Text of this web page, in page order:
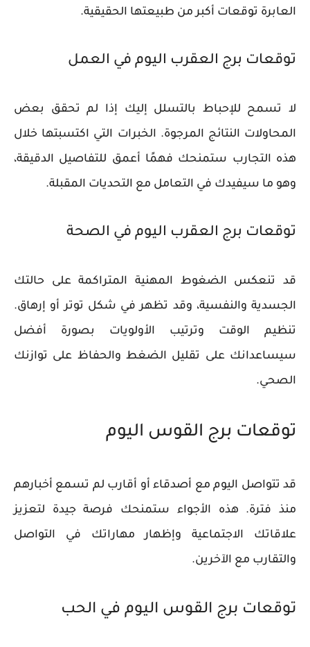
العابرة توقعات أكبر من طبيعتها الحقيقية.
توقعات برج العقرب اليوم في العمل
لا تسمح للإحباط بالتسلل إليك إذا لم تحقق بعض
المحاولات النتائج المرجوة. الخبرات التي اكتسبتها خلال
هذه التجارب ستمنحك فهمًا أعمق للتفاصيل الدقيقة،
وهو ما سيفيدك في التعامل مع التحديات المقبلة.
توقعات برج العقرب اليوم في الصحة
قد تنعكس الضغوط المهنية المتراكمة على حالتك
الجسدية والنفسية، وقد تظهر في شكل توتر أو إرهاق.
تنظيم الوقت وترتيب الأولويات بصورة أفضل
سيساعدانك على تقليل الضغط والحفاظ على توازنك
الصحي.
توقعات برج القوس اليوم
قد تتواصل اليوم مع أصدقاء أو أقارب لم تسمع أخبارهم
منذ فترة. هذه الأجواء ستمنحك فرصة جيدة لتعزيز
علاقاتك الاجتماعية وإظهار مهاراتك في التواصل
والتقارب مع الآخرين.
توقعات برج القوس اليوم في الحب